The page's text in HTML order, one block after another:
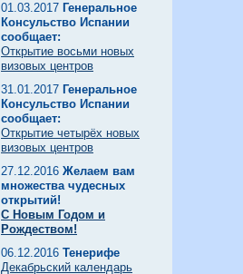
01.03.2017 Генеральное
Консульство Испании
сообщает:
Открытие восьми новых
визовых центров
31.01.2017 Генеральное
Консульство Испании
сообщает:
Открытие четырёх новых
визовых центров
27.12.2016 Желаем вам
множества чудесных
открытий!
С Новым Годом и
Рождеством!
06.12.2016 Тенерифе
Декабрьский календарь